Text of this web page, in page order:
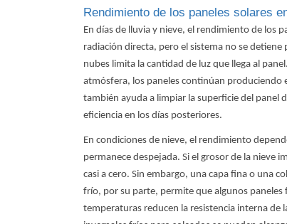
Rendimiento de los paneles solares
En días de lluvia y nieve, el rendimiento de los
radiación directa, pero el sistema no se
nubes limita la cantidad de luz que llega al
atmósfera, los paneles continúan produciendo
también ayuda a limpiar la superficie del panel
eficiencia en los días posteriores.
En condiciones de nieve, el rendimiento
permanece despejada. Si el grosor de la nieve
casi a cero. Sin embargo, una capa fina o una
frío, por su parte, permite que algunos
temperaturas reducen la resistencia interna de